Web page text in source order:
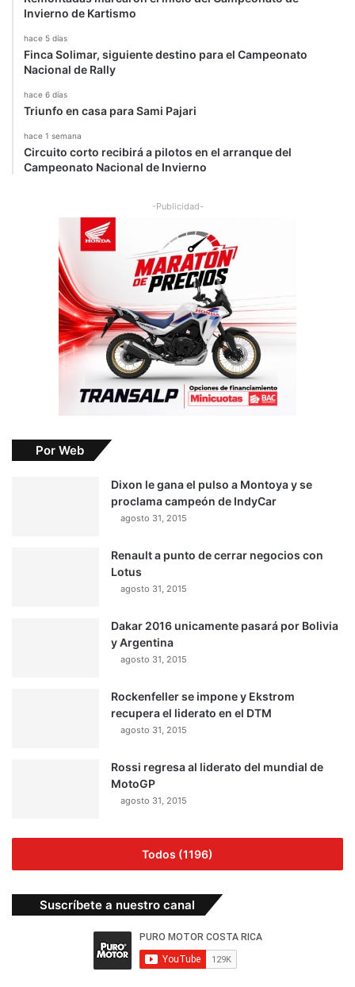
n
Invierno de Kartismo
hace 5 días
Finca Solimar, siguiente destino para el Campeonato
Nacional de Rally
hace 6 días
Triunfo en casa para Sami Pajari
hace 1 semana
Circuito corto recibirá a pilotos en el arranque del
Campeonato Nacional de Invierno
-Publicidad-
Por Web
Dixon le gana el pulso a Montoya y se
proclama campeón de IndyCar
agosto 31, 2015
Renault a punto de cerrar negocios con
Lotus
agosto 31, 2015
Dakar 2016 unicamente pasará por Bolivia
y Argentina
agosto 31, 2015
Rockenfeller se impone y Ekstrom
recupera el liderato en el DTM
agosto 31, 2015
Rossi regresa al liderato del mundial de
MotoGP
agosto 31, 2015
Todos (1196)
Suscríbete a nuestro canal